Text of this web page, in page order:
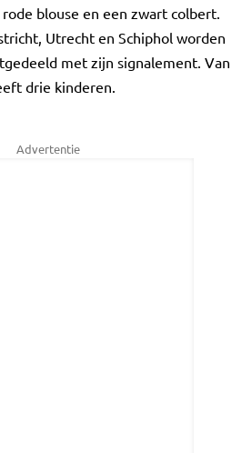
blouse en een zwart colbert.
Utrecht en Schiphol worden
met zijn signalement. Van
drie kinderen.
Advertentie